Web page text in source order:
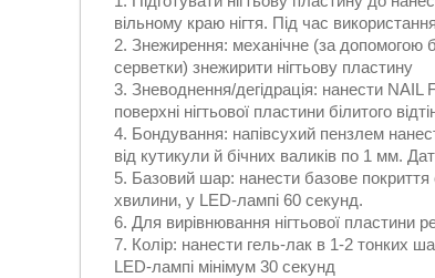
вільному краю нігтя. Під час
Знежирення: механічне (за допомогою
серветки) знежирити нігтьову пластину
Зневоднення/дегідрація: нанести NAIL
поверхні нігтьової пластини білитого
Бондування: напівсухий пензлем
від кутикули й бічних валиків по 1 мм.
Базовий шар: нанести базове
хвилини, у LED-лампі 60 секунд.
Для вирівнювання нігтьової пластини
Колір: нанести гель-лак в 1-2 тонких
LED-лампі мінімум 30 секунд